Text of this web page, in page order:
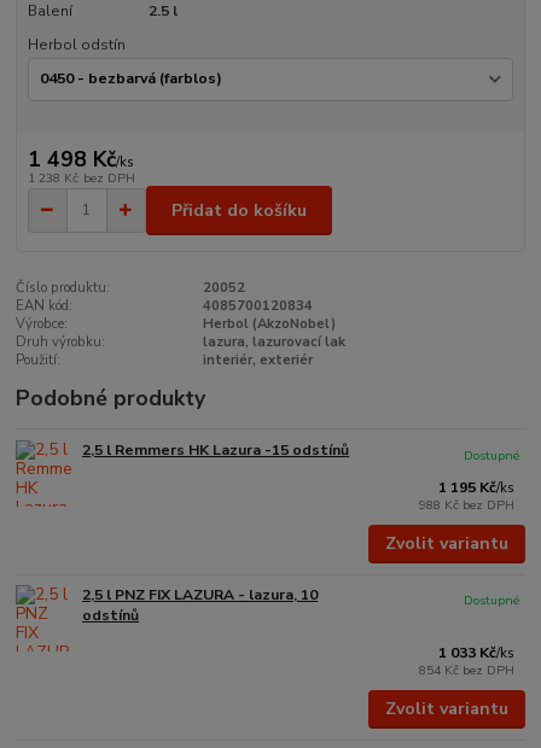
Balení
2.5 l
Herbol odstín
1 498 Kč/ks
1 238 Kč bez DPH
Přidat do košíku
Číslo produktu:
20052
EAN kód:
4085700120834
Výrobce:
Herbol (AkzoNobel)
Druh výrobku:
lazura, lazurovací lak
Použití:
interiér, exteriér
Podobné produkty
2,5 l Remmers HK Lazura -15 odstínů
1 195 Kč/ks
988 Kč bez DPH
Dostupné
Zvolit variantu
2,5 l PNZ FIX LAZURA - lazura, 10
odstínů
1 033 Kč/ks
854 Kč bez DPH
Dostupné
Zvolit variantu